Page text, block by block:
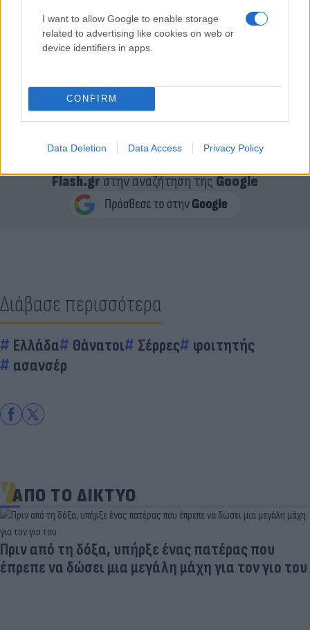
I want to allow Google to enable storage
related to advertising like cookies on web or
device identifiers in apps.
CONFIRM
Data Deletion Data Access Privacy Policy
Flash.grστην αναζήτηση τηςGoogle
Διάβασε περισσότερα
Ελλάδα Θάνατοι Σέρρες
φοιτητής
ασανσέρ
ΑΠΟ ΤΟ ΔΙΚΤΥΟ
Πριν από τη δόξα, υπήρξε ένας πατέρας που
έπρεπε να δώσει μια μεγάλη μάχη για τον γιο του